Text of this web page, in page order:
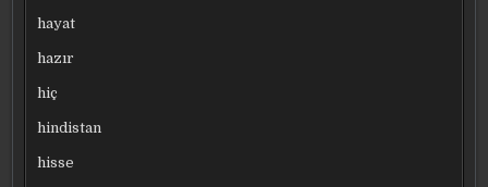
hayat
hazır
hiç
hindistan
hisse